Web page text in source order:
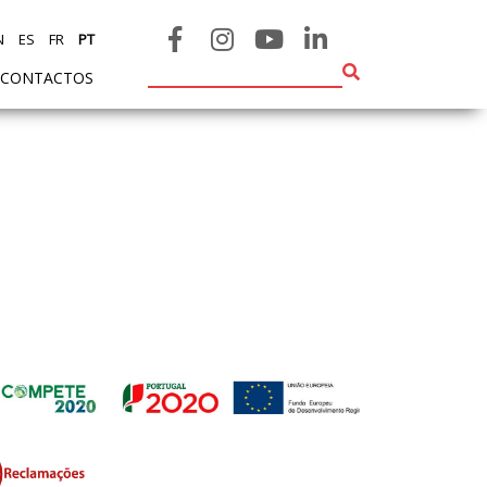
CONTACTOS
ES FR PT